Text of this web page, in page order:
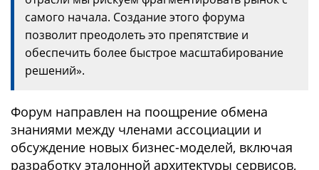
самого начала. Создание этого форума
позволит преодолеть это препятствие и
обеспечить более быстрое масштабирование
решений».
Форум направлен на поощрение обмена
знаниями между членами ассоциации и
обсуждение новых бизнес-моделей, включая
разработку эталонной архитектуры сервисов,